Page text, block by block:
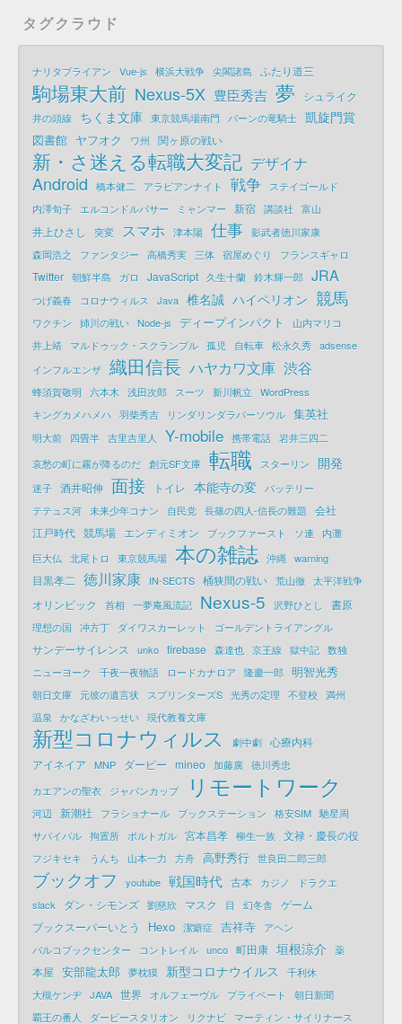
タグクラウド
ナリタブライアン Vue-js 横浜大戦争 尖閣諸島 ふたり道三
駒場東大前 Nexus-5X 豊臣秀吉 夢 シュライク
井の頭線 ちくま文庫 東京競馬場南門 パーンの竜騎士 凱旋門賞
図書館 ヤフオク ワ州 関ヶ原の戦い
新・さ迷える転職大変記 デザイナ
Android 橋本健二 アラビアンナイト 戦争
ステイゴールド
内澤旬子
エルコンドルパサー ミャンマー 新宿 講談社 富山
井上ひさし 突変 スマホ 津本陽 仕事 影武者徳川家康
森岡浩之
ファンタジー 高橋秀実 三体 宿屋めぐり フランスギャロ
Twitter 朝鮮半島 ガロ JavaScript 久生十蘭 鈴木輝一郎 JRA
つげ義春 コロナウィルス Java 椎名誠 ハイペリオン 競馬
ワクチン 姉川の戦い Node-js ディープインパクト
山内マリコ
井上靖
マルドゥック・スクランブル 孤児 自転車 松永久秀 adsense
インフルエンザ 織田信長 ハヤカワ文庫 渋谷
蜂須賀敬明 六本木 浅田次郎 スーツ 新川帆立
WordPress
キングカメハメハ 羽柴秀吉 リンダリンダラバーソウル 集英社
明大前 四畳半 吉里吉里人 Y-mobile 携帯電話 岩井三四二
哀愁の町に霧が降るのだ 創元SF文庫 転職 スターリン 開発
迷子 酒井昭伸 面接 トイレ 本能寺の変
バッテリー
テテュス河 未来少年コナン 自民党 長篠の四人-信長の難題
会社
江戸時代 競馬場 エンディミオン ブックファースト ソ連
内灘
巨大仏
北尾トロ 東京競馬場 本の雑誌 沖縄 warning
目黒孝二 徳川家康 IN-SECTS 桶狭間の戦い 荒山徹 太平洋戦争
オリンピック 首相 一夢庵風流記 Nexus-5 沢野ひとし 書原
理想の国 冲方丁 ダイワスカーレット ゴールデントライアングル
サンデーサイレンス unko firebase 森達也 京王線 獄中記 数独
ニューヨーク
千夜一夜物語 ロードカナロア 隆慶一郎 明智光秀
朝日文庫 元彼の遺言状 スプリンターズS 光秀の定理 不登校 満州
温泉
かなざわいっせい 現代教養文庫
新型コロナウィルス 劇中劇 心療内科
アイネイア
MNP ダービー mineo 加藤廣 徳川秀忠
カエアンの聖衣
ジャパンカップ リモートワーク
河辺 新潮社 フラショナール ブックステーション 格安SIM 馳星周
サバイバル 拘置所 ポルトガル 宮本昌孝 柳生一族 文禄・慶長の役
フジキセキ うんち 山本一力 方舟 高野秀行 世良田二郎三郎
ブックオフ youtube 戦国時代 古本 カジノ
ドラクエ
slack
ダン・シモンズ 劉慈欣 マスク 目 幻冬舎 ゲーム
ブックスーパーいとう
Hexo 潔癖症 吉祥寺
アヘン
パルコブックセンター
コントレイル unco 町田康 垣根涼介 薬
本屋 安部龍太郎 夢枕獏 新型コロナウイルス
千利休
大槻ケンヂ JAVA 世界 オルフェーヴル プライベート
朝日新聞
覇王の番人
ダービースタリオン リクナビ マーティン・サイリナース